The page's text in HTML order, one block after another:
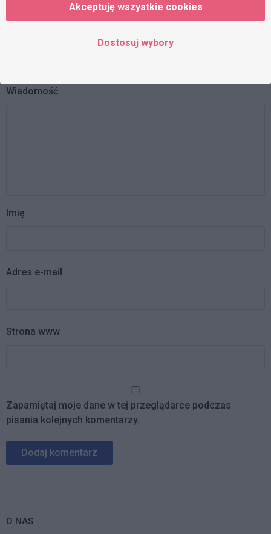
KOMENTARZE
Twój adres e-mail nie zostanie opublikowany.
Wiadomość
Imię
Adres e-mail
Strona www
Zapamiętaj moje dane w tej przeglądarce podczas
pisania kolejnych komentarzy.
O NAS
Akceptuję wszystkie cookies
Dostosuj wybory